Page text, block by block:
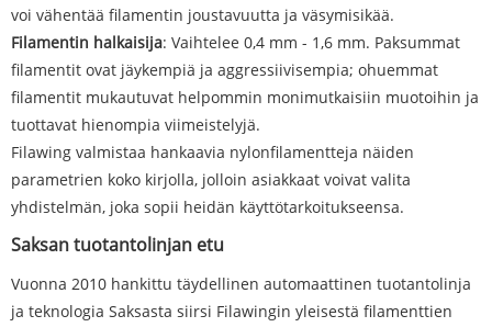
voi vähentää filamentin joustavuutta ja väsymisikää.
Filamentin halkaisija: Vaihtelee 0,4 mm - 1,6 mm. Paksummat
filamentit ovat jäykempiä ja aggressiivisempia; ohuemmat
filamentit mukautuvat helpommin monimutkaisiin muotoihin ja
tuottavat hienompia viimeistelyjä.
Filawing valmistaa hankaavia nylonfilamentteja näiden
parametrien koko kirjolla, jolloin asiakkaat voivat valita
yhdistelmän, joka sopii heidän käyttötarkoitukseensa.
Saksan tuotantolinjan etu
Vuonna 2010 hankittu täydellinen automaattinen tuotantolinja
ja teknologia Saksasta siirsi Filawingin yleisestä filamenttien